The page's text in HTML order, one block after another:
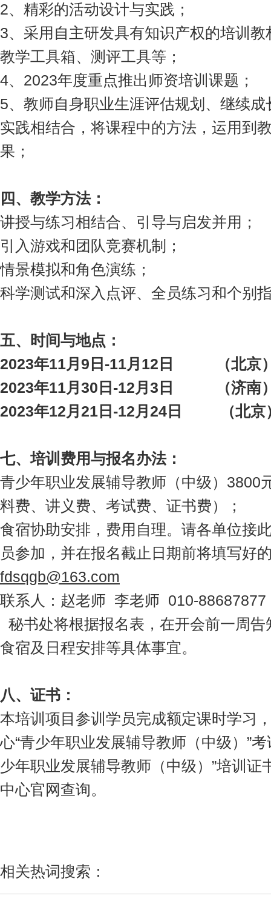
2、精彩的活动设计与实践；
3、采用自主研发具有知识产权的培训
教学工具箱、测评工具等；
4、2023年度重点推出师资培训课题；
5、教师自身职业生涯评估规划、继续
实践相结合，将课程中的方法，运用到
果；
四、教学方法：
讲授与练习相结合、引导与启发并用；
引入游戏和团队竞赛机制；
情景模拟和角色演练；
科学测试和深入点评、全员练习和个别
五、 时间与地点 ：
2023年11月9日-11月12日 （北京
2023年11月30日-12月3日 （济南
2023年12月21日-12月24日 （北京
七、培训费用与报名办法：
青少年职业发展辅导教师（中级）3800
料费、讲义费、考试费、证书费）；
食宿协助安排，费用自理。请各单位接
员参加，并在报名截止日期前将填写好
fdsqgb@163.com
联系人：赵老师 李老师 010-88687877
秘书处将根据报名表，在开会前一周
食宿及日程安排等具体事宜。
八、证书：
本培训项目参训学员完成额定课时学习
心“青少年职业发展辅导教师（中级）”
少年职业发展辅导教师（中级）”培训证
中心官网查询。
相关热词搜索：